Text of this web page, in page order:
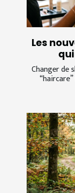
Les
Changer de